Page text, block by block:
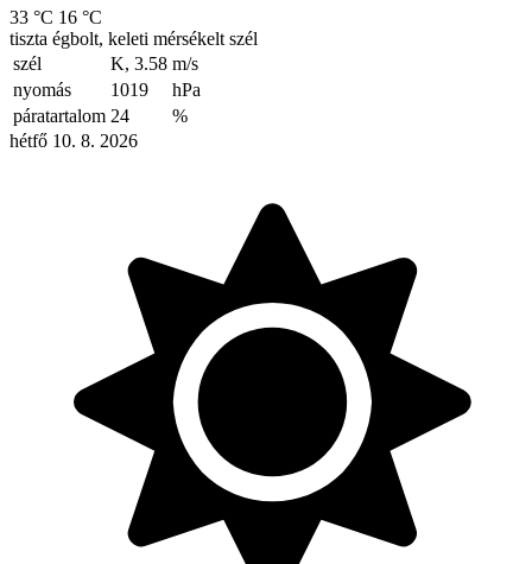
33 °C 16 °C
tiszta égbolt, keleti mérsékelt szél
szél
K, 3.58 m/s
nyomás
1019
hPa
páratartalom 24
%
hétfő 10. 8. 2026